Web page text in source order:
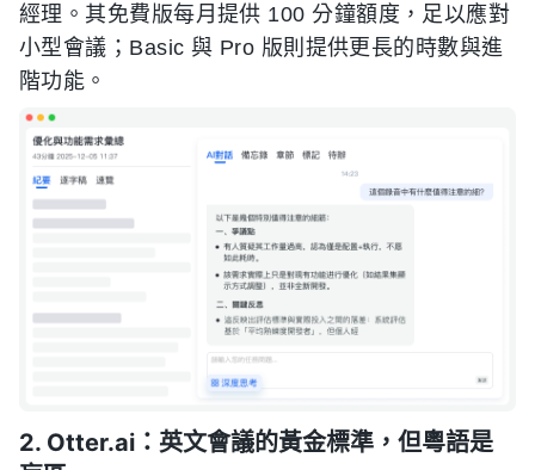
經理。其免費版每月提供 100 分鐘額度，足以應對
小型會議；Basic 與 Pro 版則提供更長的時數與進
階功能。
2. Otter.ai：英文會議的黃金標準，但粵語是